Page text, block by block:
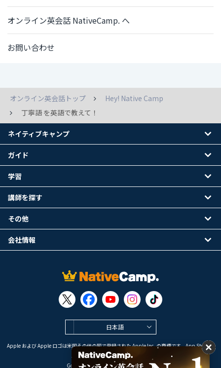
オンライン英会話 NativeCamp. へ
お問い合わせ
オンライン英会話トップ
Hey! Native Camp
丁寧語 を英語で教えて！
日本語
Apple および Apple ロゴは米国その他の国で登録された Apple Inc. の商標です。App Store は
Apple Inc. のサービスマークです。
Google Play は Google LLC の商標です。
ネイティブキャンプ
ガイド
学習
講師を探す
その他
会社情報